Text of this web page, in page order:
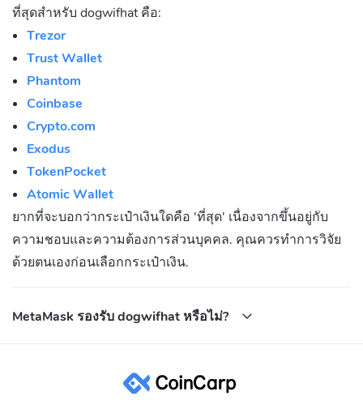
ที่สุดสำหรับ dogwifhat คือ:
Trezor
Trust Wallet
Phantom
Coinbase
Crypto.com
Exodus
TokenPocket
Atomic Wallet
ยากที่จะบอกว่ากระเป๋าเงินใดคือ 'ที่สุด' เนื่องจากขึ้นอยู่กับ
ความชอบและความต้องการส่วนบุคคล. คุณควรทำการวิจัย
ด้วยตนเองก่อนเลือกกระเป๋าเงิน.
MetaMask รองรับ dogwifhat หรือไม่?